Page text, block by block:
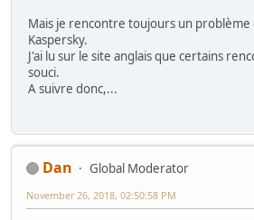
Mais je rencontre toujours un problème
Kaspersky.
J'ai lu sur le site anglais que certains
souci.
A suivre donc,...
Dan
Global Moderator
November 26, 2018, 02:50:58 PM